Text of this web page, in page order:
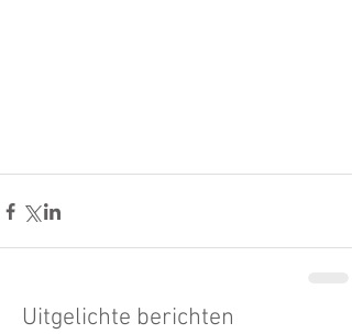
Uitgelichte berichten